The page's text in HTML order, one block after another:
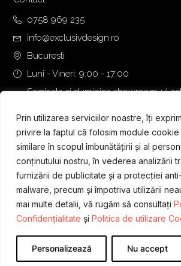
Prin utilizarea serviciilor noastre, îți
privire la faptul că folosim module
similare în scopul îmbunătățirii și al
conținutului nostru, în vederea analizării
furnizării de publicitate și a protecției
malware, precum și împotriva utilizării
mai multe detalii, vă rugăm să consultați
Confidențialitate și Politica de utilizare
Personalizează Nu accept
0758 969 235
info@exclusivdesign.ro
Bucuresti
Luni - Vineri: 9:00 - 17:00
Sambata si duminica showroom-ul
Designed & Developed by